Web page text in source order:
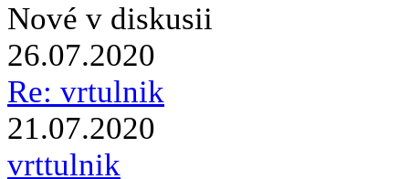
Nové v diskusii
26.07.2020
Re: vrtulnik
21.07.2020
vrttulnik